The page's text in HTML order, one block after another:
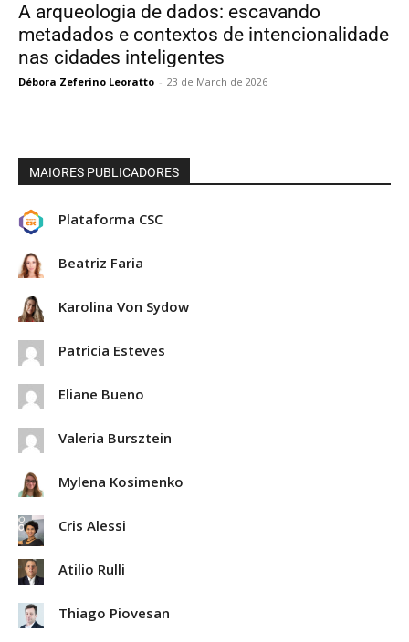
A arqueologia de dados: escavando
metadados e contextos de intencionalidade
nas cidades inteligentes
Débora Zeferino Leoratto - 23 de March de 2026
MAIORES PUBLICADORES
Plataforma CSC
Beatriz Faria
Karolina Von Sydow
Patricia Esteves
Eliane Bueno
Valeria Bursztein
Mylena Kosimenko
Cris Alessi
Atilio Rulli
Thiago Piovesan